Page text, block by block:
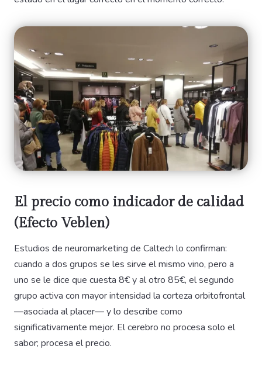
El precio como indicador de calidad
(Efecto Veblen)
Estudios de neuromarketing de Caltech lo confirman:
cuando a dos grupos se les sirve el mismo vino, pero a
uno se le dice que cuesta 8€ y al otro 85€, el segundo
grupo activa con mayor intensidad la corteza orbitofrontal
—asociada al placer— y lo describe como
significativamente mejor. El cerebro no procesa solo el
sabor; procesa el precio.